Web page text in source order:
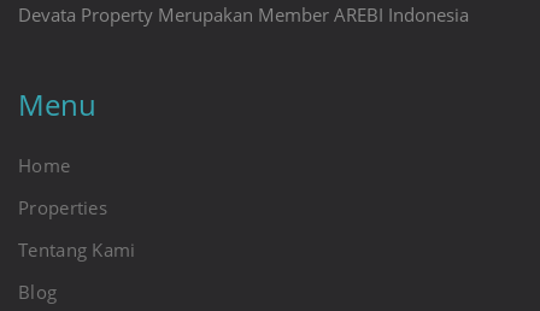
Devata Property Merupakan Member AREBI Indonesia
Menu
Home
Properties
Tentang Kami
Blog